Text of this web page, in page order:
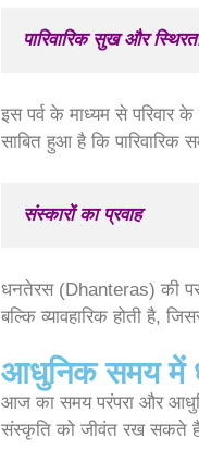
पारिवारिक सुख और
इस पर्व के माध्यम से परिवार
साबित हुआ है कि पारिवारिक
संस्कारों का प्रवाह
धनतेरस (Dhanteras) की
बल्कि व्यावहारिक होती है,
आधुनिक समय में
आज का समय परंपरा और
संस्कृति को जीवंत रख सकते